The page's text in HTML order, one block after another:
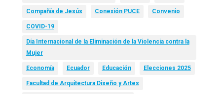
Compañía de Jesús Conexión PUCE Convenio
COVID-19
Día Internacional de la Eliminación de la Violencia contra la
Mujer
Economía Ecuador Educación Elecciones 2025
Facultad de Arquitectura Diseño y Artes